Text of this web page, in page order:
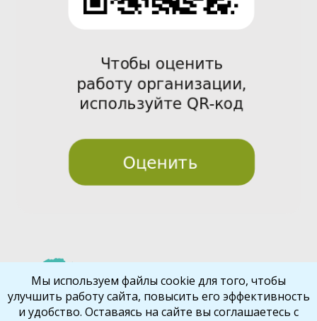
vio
t
Мы используем файлы cookie для того, чтобы
улучшить работу сайта, повысить его эффективность
и удобство. Оставаясь на сайте вы соглашаетесь с